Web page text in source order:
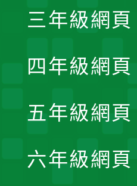
三年級網頁
四年級網頁
五年級網頁
六年級網頁